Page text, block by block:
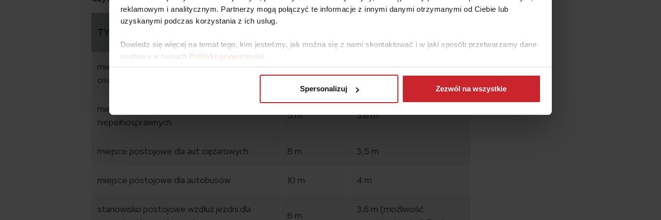
reklamowym i analitycznym. Partnerzy mogą połączyć te informacje z innymi danymi otrzymanymi od Ciebie lub
uzyskanymi podczas korzystania z ich usług.
Dowiedz się więcej na temat tego, kim jesteśmy, jak można się z nami skontaktować i w jaki sposób przetwarzamy dane
osobowe w ramach Polityki prywatności
Spersonalizuj Zezwól na wszystkie
TYP MIEJSCA
MIEJSCA
miejsce postojowe dla samochodów
osobowych
5 m 2,5 m
miejsce postojowe dla osób
niepełnosprawnych
5 m 3,6 m
miejsce postojowe dla aut ciężarowych 8 m 3,5 m
miejsce postojowe dla autobusów 10 m 4 m
stanowisko postojowe wzdłuż jezdni dla
6 m
3,6 m (możliwość